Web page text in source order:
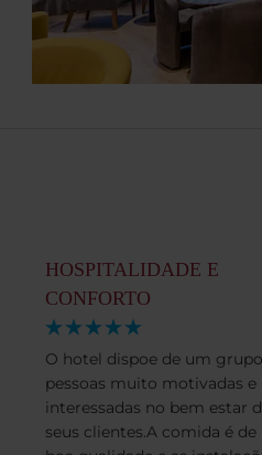
HOSPITALIDADE E
CONFORTO
O hotel dispoe de um
pessoas muito motivadas e
interessadas no bem estar
seus clientes.A comida é